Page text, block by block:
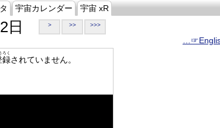
宇宙カレンダー 宇宙 xR
日 > >> >>>
録
ろく
されていません。